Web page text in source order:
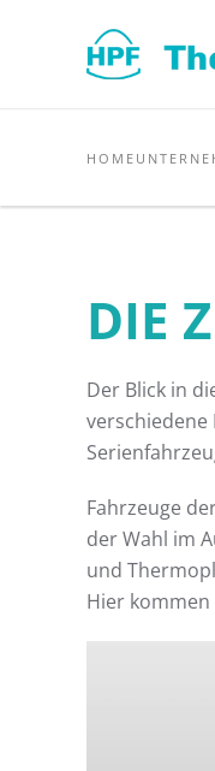
Zum Hauptinhalt
HOME
DIE
Der Blick in
Fahrzeuge
der Wahl im
und
Hier